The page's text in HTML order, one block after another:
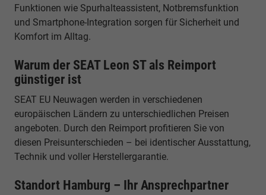
Funktionen wie Spurhalteassistent, Notbremsfunktion
und Smartphone-Integration sorgen für Sicherheit und
Komfort im Alltag.
Warum der SEAT Leon ST als Reimport
günstiger ist
SEAT EU Neuwagen werden in verschiedenen
europäischen Ländern zu unterschiedlichen Preisen
angeboten. Durch den Reimport profitieren Sie von
diesen Preisunterschieden – bei identischer Ausstattung,
Technik und voller Herstellergarantie.
Standort Hamburg – Ihr Ansprechpartner